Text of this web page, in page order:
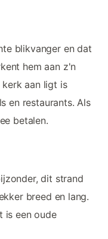
blikvanger en dat
hem aan z'n
aan ligt is
en restaurants. Als
betalen.
dit strand
breed en lang.
is een oude